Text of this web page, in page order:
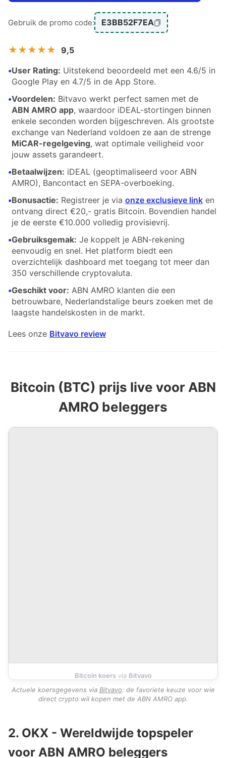
Gebruik de promo code: E3BB52F7EA
★★★★★ 9,5
•User Rating: Uitstekend beoordeeld met een 4.6/5 in
Google Play en 4.7/5 in de App Store.
•Voordelen: Bitvavo werkt perfect samen met de
ABN AMRO app, waardoor iDEAL-stortingen binnen
enkele seconden worden bijgeschreven. Als grootste
exchange van Nederland voldoen ze aan de strenge
MiCAR-regelgeving, wat optimale veiligheid voor
jouw assets garandeert.
•Betaalwijzen: iDEAL (geoptimaliseerd voor ABN
AMRO), Bancontact en SEPA-overboeking.
•Bonusactie: Registreer je via onze exclusieve link en
ontvang direct €20,- gratis Bitcoin. Bovendien handel
je de eerste €10.000 volledig provisievrij.
•Gebruiksgemak: Je koppelt je ABN-rekening
eenvoudig en snel. Het platform biedt een
overzichtelijk dashboard met toegang tot meer dan
350 verschillende cryptovaluta.
•Geschikt voor: ABN AMRO klanten die een
betrouwbare, Nederlandstalige beurs zoeken met de
laagste handelskosten in de markt.
Lees onze Bitvavo review
Bitcoin (BTC) prijs live voor ABN
AMRO beleggers
Bitcoin koersvia Bitvavo
Actuele koersgegevens via Bitvavo: de favoriete keuze voor wie
direct crypto wil kopen met de ABN AMRO app.
2. OKX - Wereldwijde topspeler
voor ABN AMRO beleggers